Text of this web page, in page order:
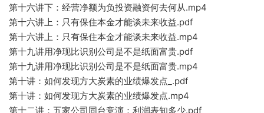
第十六讲下：经营净额为负投资融资何去何从.mp4
第十六讲上：只有保住本金才能谈未来收益.pdf
第十六讲上：只有保住本金才能谈未来收益.mp4
第十九讲用净现比识别公司是不是纸面富贵.pdf
第十九讲用净现比识别公司是不是纸面富贵.mp4
第十讲：如何发现方大炭素的业绩爆发点 _.pdf
第十讲：如何发现方大炭素的业绩爆发点.mp4
第十二讲：五家公司同台竞演：利润表知多少.pdf